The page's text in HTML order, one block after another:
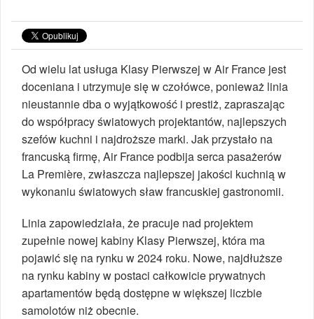
Od wielu lat usługa Klasy Pierwszej w Air France jest
doceniana i utrzymuje się w czołówce, ponieważ linia
nieustannie dba o wyjątkowość i prestiż, zapraszając
do współpracy światowych projektantów, najlepszych
szefów kuchni i najdroższe marki. Jak przystało na
francuską firmę, Air France podbija serca pasażerów
La Première, zwłaszcza najlepszej jakości kuchnią w
wykonaniu światowych sław francuskiej gastronomii.
Linia zapowiedziała, że pracuje nad projektem
zupełnie nowej kabiny Klasy Pierwszej, która ma
pojawić się na rynku w 2024 roku. Nowe, najdłuższe
na rynku kabiny w postaci całkowicie prywatnych
apartamentów będą dostępne w większej liczbie
samolotów niż obecnie.